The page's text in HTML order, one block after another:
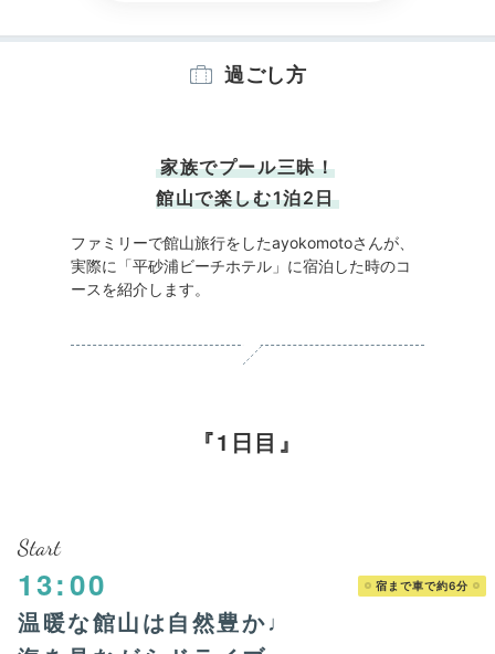
過ごし方
家族でプール三昧！
館山で楽しむ1泊2日
ファミリーで館山旅行をしたayokomotoさんが、
実際に「平砂浦ビーチホテル」に宿泊した時のコ
ースを紹介します。
1日目
Start
13:00 宿まで車で約6分
温暖な館山は自然豊か♩